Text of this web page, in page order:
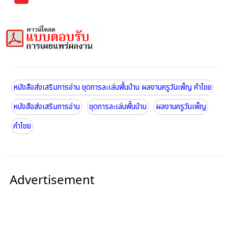
หนังสือส่งเสริมการอ่าน ชุดการละเล่นพื้นบ้าน ผลงานครูวันเพ็ญ คำไชย
หนังสือส่งเสริมการอ่าน
ชุดการละเล่นพื้นบ้าน
ผลงานครูวันเพ็ญ
คำไชย
Advertisement